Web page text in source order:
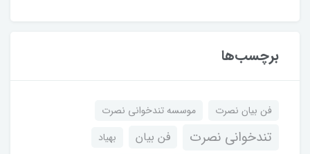
برچسب‌ها
فن بیان نصرت موسسه تندخوانی نصرت
تندخوانی نصرت فن بیان
بهیاد